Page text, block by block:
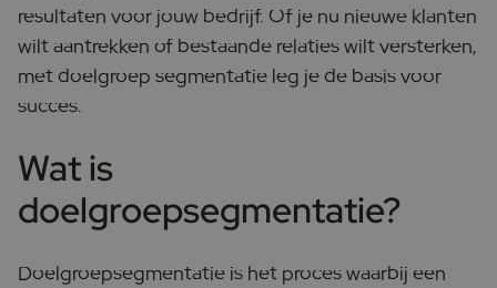
resultaten voor jouw bedrijf. Of je nu nieuwe klanten
wilt aantrekken of bestaande relaties wilt versterken,
met doelgroep segmentatie leg je de basis voor
succes.
Wat is
doelgroepsegmentatie?
Doelgroepsegmentatie is het proces waarbij een